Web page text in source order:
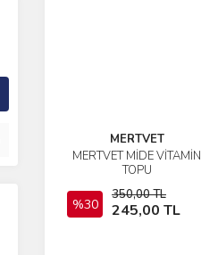
MERTVET
MERTVET MİDE VİTAMİN
TOPU
%30
350,00 TL
245,00 TL
İncele
Sepete Ekle